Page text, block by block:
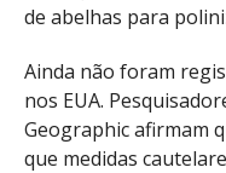
de abelhas para
Ainda não foram
nos EUA.
Geographic afirmam
que medidas